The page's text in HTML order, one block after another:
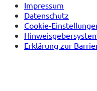
Impressum
Datenschutz
Cookie-
Erklärung zur